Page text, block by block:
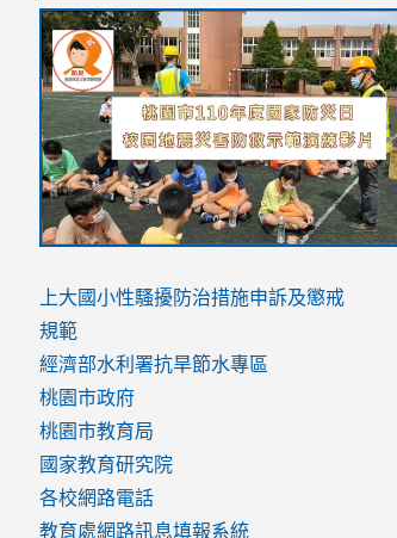
link
to
https://sites.google.com/stes.tyc.edu.tw/
link
to
https://drive.google.com/file/d/
usp=sharing
link
to
https://youtu.be/jJOMVWY3-
8M
link
to
https://drive.google.com/file/d/
usp=sharing
to
https://www.youtube.com/watch?
v=hC_gdZndU9s
to
https://www.youtube.com/watch?
v=hC_gdZndU9s
link
to
https://www.youtube.com/watch?
v=mfpNykQ0g4M
上大國小性騷擾防治措施申訴及懲戒
規範
經濟部水利署抗旱節水專區
桃園市政府
桃園市教育局
國家教育研究院
各校網路電話
教育處網路訊息填報系統